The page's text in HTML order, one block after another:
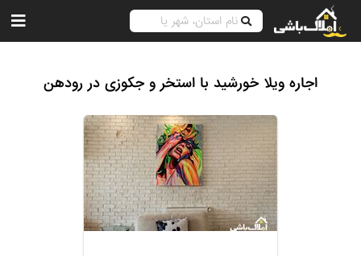
اجاره ویلا خورشید با استخر و جکوزی در رودهن